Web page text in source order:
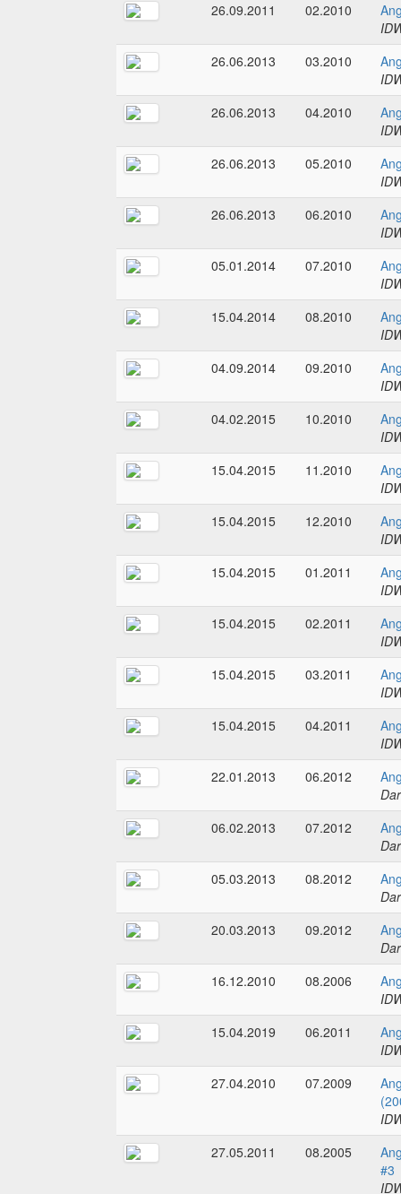
26.09.2011
02.2010
26.06.2013
03.2010
26.06.2013
04.2010
26.06.2013
05.2010
26.06.2013
06.2010
05.01.2014
07.2010
15.04.2014
08.2010
04.09.2014
09.2010
04.02.2015
10.2010
15.04.2015
11.2010
15.04.2015
12.2010
15.04.2015
01.2011
15.04.2015
02.2011
15.04.2015
03.2011
15.04.2015
04.2011
22.01.2013
06.2012
06.02.2013
07.2012
05.03.2013
08.2012
20.03.2013
09.2012
16.12.2010
08.2006
15.04.2019
06.2011
27.04.2010
07.2009
27.05.2011
08.2005
#3